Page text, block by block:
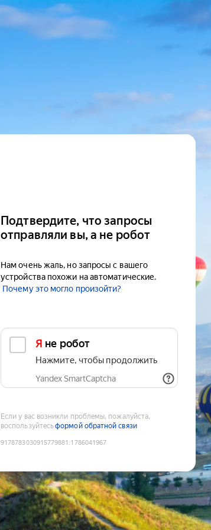
Подтвердите, что запросы
отправляли вы, а не робот
Нам очень жаль, но запросы с вашего
устройства похожи на автоматические.
Почему это могло произойти?
Я не робот
Нажмите, чтобы продолжить
Yandex SmartCaptcha
Если у вас возникли проблемы, пожалуйста,
воспользуйтесьформой обратной связи
9178783030915779881 :1786041967